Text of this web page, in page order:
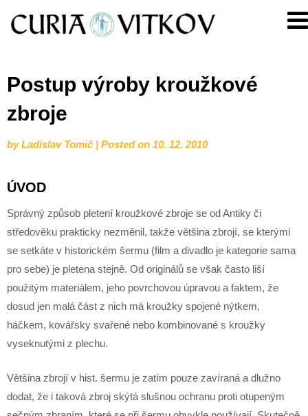
Postup výroby kroužkové
zbroje
byLadislav Tomič | Posted on 10. 12. 2010
ÚVOD
Správný způsob pletení kroužkové zbroje se od Antiky či
středověku prakticky nezměnil, takže většina zbrojí, se kterými
se setkáte v historickém šermu (film a divadlo je kategorie sama
pro sebe) je pletena stejně. Od originálů se však často liší
použitým materiálem, jeho povrchovou úpravou a faktem, že
dosud jen malá část z nich má kroužky spojené nýtkem,
háčkem, kovářsky svařené nebo kombinované s kroužky
vyseknutými z plechu.
Většina zbrojí v hist. šermu je zatím pouze zavíraná a dlužno
dodat, že i taková zbroj skýtá slušnou ochranu proti otupeným